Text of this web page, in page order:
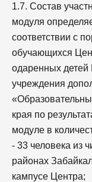
1.7. Состав
модуля
соответствии с
обучающихся
одаренных детей
учреждения
края по
модуле в
- 33 человека из
районах
кампусе Центра;